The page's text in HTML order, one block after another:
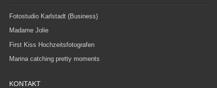
Fotostudio Karlstadt (Business)
Madame Jolie
First Kiss Hochzeitsfotografen
Marina catching pretty moments
KONTAKT